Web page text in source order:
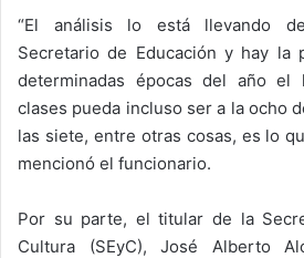
“El análisis lo está llevando
Secretario de Educación y hay la
determinadas épocas del año el
clases pueda incluso ser a la ocho
las siete, entre otras cosas, es lo
mencionó el funcionario.
Por su parte, el titular de la
Cultura (SEyC), José Alberto